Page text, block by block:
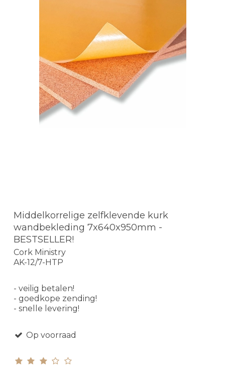
Middelkorrelige zelfklevende kurk
wandbekleding 7x640x950mm -
BESTSELLER!
Cork Ministry
AK-12/7-HTP
- veilig betalen!
- goedkope zending!
- snelle levering!
Op voorraad